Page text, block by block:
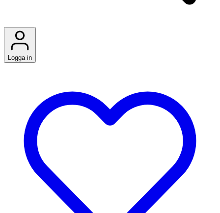
Logga in